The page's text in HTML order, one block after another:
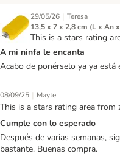
29/05/26 | Teresa
13,5 x 7 x 2,8 cm (L x An
This is a stars rating
A mi ninfa le encanta
Acabo de ponérselo ya ya está
08/09/25 | Mayte
This is a stars rating area from
Cumple con lo esperado
Después de varias semanas,
bastante. Buenas compra.